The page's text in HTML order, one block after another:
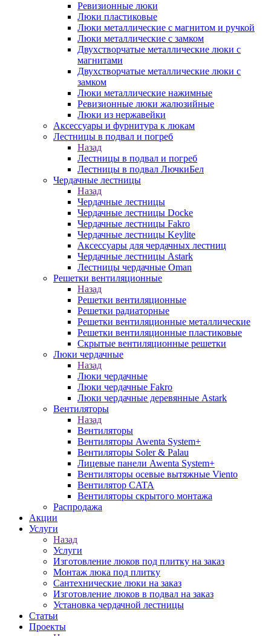
Ревизионные люки
Люки пластиковые
Люки металлические с магнитом и ручкой
Люки металлические с замком
Двухстворчатые металлические люки с
магнитами
Двухстворчатые металлические люки с
замком
Люки металлические нажимные
Ревизионные люки жалюзийные
Люки из нержавейки
Аксессуары и фурнитура к люкам
Лестницы в подвал и погреб
Назад
Лестницы в подвал и погреб
Лестницы в подвал ЛючкиБел
Чердачные лестницы
Назад
Чердачные лестницы
Чердачные лестницы Docke
Чердачные лестницы Fakro
Чердачные лестницы Keylite
Аксессуары для чердачных лестниц
Чердачные лестницы Astark
Лестницы чердачные Oman
Решетки вентиляционные
Назад
Решетки вентиляционные
Решетки радиаторные
Решетки вентиляционные металлические
Решетки вентиляционные пластиковые
Скрытые вентиляционные решетки
Люки чердачные
Назад
Люки чердачные
Люки чердачные Fakro
Люки чердачные деревянные Astark
Вентиляторы
Назад
Вентиляторы
Вентиляторы Awenta System+
Вентиляторы Soler & Palau
Лицевые панели Awenta System+
Вентиляторы осевые вытяжные Viento
Вентилятор CATA
Вентиляторы скрытого монтажа
Распродажа
Акции
Услуги
Назад
Услуги
Изготовление люков под плитку на заказ
Монтаж люка под плитку
Сантехнические люки на заказ
Изготовление люков в подвал на заказ
Установка чердачной лестницы
Статьи
Проекты